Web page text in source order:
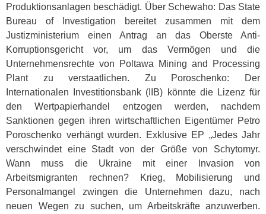
Produktionsanlagen beschädigt. Über Schewaho: Das State
Bureau of Investigation bereitet zusammen mit dem
Justizministerium einen Antrag an das Oberste Anti-
Korruptionsgericht vor, um das Vermögen und die
Unternehmensrechte von Poltawa Mining and Processing
Plant zu verstaatlichen. Zu Poroschenko: Der
Internationalen Investitionsbank ( IIB) könnte die Lizenz für
den Wertpapierhandel entzogen werden, nachdem
Sanktionen gegen ihren wirtschaftlichen Eigentümer Petro
Poroschenko verhängt wurden. Exklusive EP „Jedes Jahr
verschwindet eine Stadt von der Größe von Schytomyr.
Wann muss die Ukraine mit einer Invasion von
Arbeitsmigranten rechnen? Krieg, Mobilisierung und
Personalmangel zwingen die Unternehmen dazu, nach
neuen Wegen zu suchen, um Arbeitskräfte anzuwerben.